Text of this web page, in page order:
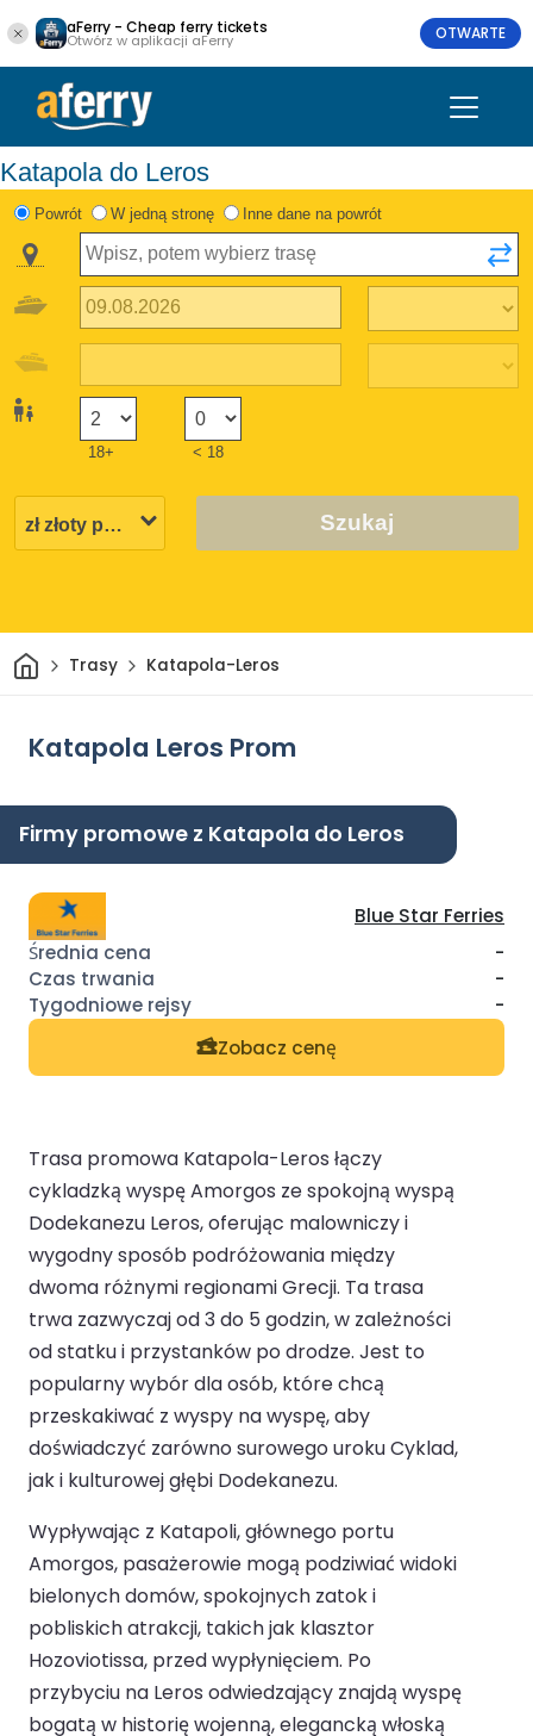
aFerry - Cheap ferry tickets
Otwórz w aplikacji aFerry OTWARTE
Katapola do Leros
Powrót W jedną stronę Inne dane na powrót
18+ < 18
Szukaj
DomTrasy Katapola-Leros
Katapola Leros Prom
Firmy promowe z Katapola do Leros
Blue Star Ferries
-
-
-
Zobacz cenę
Trasa promowa Katapola-Leros łączy
cykladzką wyspę Amorgos ze spokojną wyspą
Dodekanezu Leros, oferując malowniczy i
wygodny sposób podróżowania między
dwoma różnymi regionami Grecji. Ta trasa
trwa zazwyczaj od 3 do 5 godzin, w zależności
od statku i przystanków po drodze. Jest to
popularny wybór dla osób, które chcą
przeskakiwać z wyspy na wyspę, aby
doświadczyć zarówno surowego uroku Cyklad,
jak i kulturowej głębi Dodekanezu.
Wypływając z Katapoli, głównego portu
Amorgos, pasażerowie mogą podziwiać widoki
bielonych domów, spokojnych zatok i
pobliskich atrakcji, takich jak klasztor
Hozoviotissa, przed wypłynięciem. Po
przybyciu na Leros odwiedzający znajdą wyspę
bogatą w historię wojenną, elegancką włoską